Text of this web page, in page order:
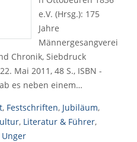
e.V. (Hrsg.): 175
Jahre
Männergesangverei
Chronik, Siebdruck
Mai 2011, 48 S., ISBN -
es neben einem…
, Festschriften, Jubiläum,
, Literatur & Führer,
Unger